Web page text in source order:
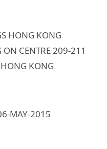
HONG KONG
CENTRE 209-211
KONG
MAY-2015